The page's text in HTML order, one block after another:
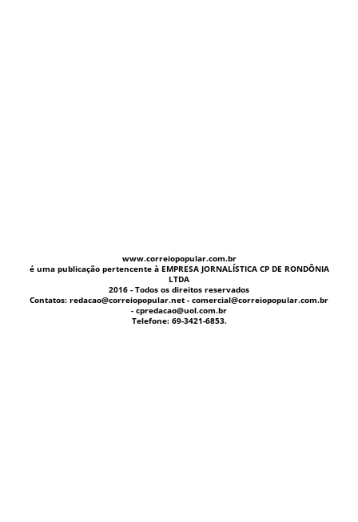
www.correiopopular.com.br
é uma publicação pertencente à EMPRESA JORNALÍSTICA CP DE RONDÔNIA
LTDA
2016 - Todos os direitos reservados
Contatos: redacao@correiopopular.net - comercial@correiopopular.com.br
- cpredacao@uol.com.br
Telefone: 69-3421-6853.